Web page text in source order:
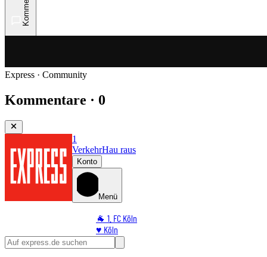
Express · Community
Kommentare · 0
1
VerkehrHau raus
Konto
Menü
🐐 1. FC Köln
♥️ Köln
⭐ Promi